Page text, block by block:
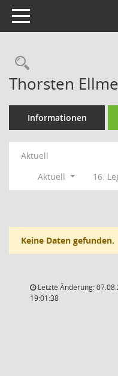
Toggle navigation
Thorsten
Informationen
Aktuell
Aktuell
16.
Keine Daten gefunden.
Letzte Änderung:
19:01:38